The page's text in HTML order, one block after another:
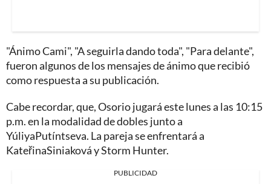
"Ánimo Cami", "A seguirla dando toda", "Para delante",
fueron algunos de los mensajes de ánimo que recibió
como respuesta a su publicación.
Cabe recordar, que, Osorio jugará este lunes a las 10:15
p.m. en la modalidad de dobles junto a
YúliyaPutíntseva. La pareja se enfrentará a
KateřinaSiniaková y Storm Hunter.
PUBLICIDAD